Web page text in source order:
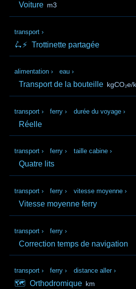
Voiture m3
transport ›
🛴⚡ Trottinette partagée
alimentation › eau ›
Transport de la bouteille kgCO₂e/
transport › ferry › durée du voyage ›
Réelle
transport › ferry › taille cabine ›
Quatre lits
transport › ferry › vitesse moyenne ›
Vitesse moyenne ferry
transport › ferry ›
Correction temps de navigation
transport › ferry › distance aller ›
🗺️ Orthodromique km